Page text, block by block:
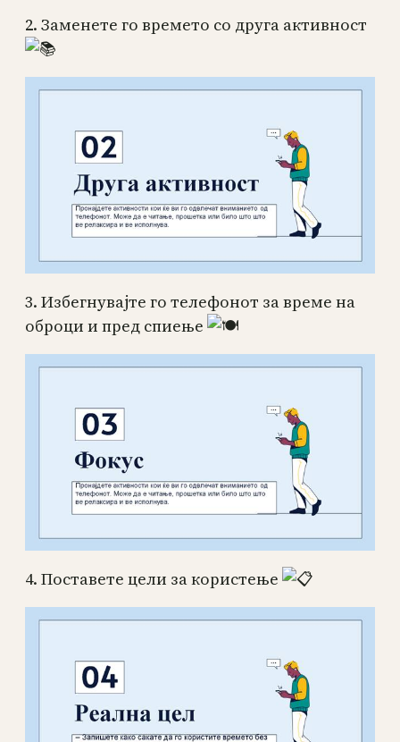
2. Заменете го времето со друга активност
3. Избегнувајте го телефонот за време на
оброци и пред спиење
4. Поставете цели за користење